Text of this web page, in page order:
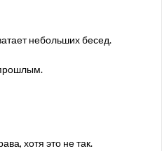
небольших бесед.
хотя это не так.